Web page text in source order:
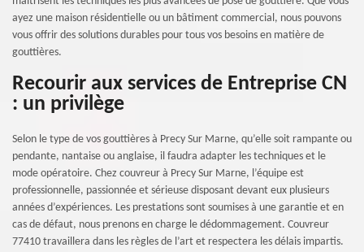
ayez une maison résidentielle ou un bâtiment commercial, nous pouvons
vous offrir des solutions durables pour tous vos besoins en matière de
gouttières.
Recourir aux services de Entreprise CN
: un privilège
Selon le type de vos gouttières à Precy Sur Marne, qu’elle soit rampante ou
pendante, nantaise ou anglaise, il faudra adapter les techniques et le
mode opératoire. Chez couvreur à Precy Sur Marne, l’équipe est
professionnelle, passionnée et sérieuse disposant devant eux plusieurs
années d’expériences. Les prestations sont soumises à une garantie et en
cas de défaut, nous prenons en charge le dédommagement. Couvreur
77410 travaillera dans les règles de l’art et respectera les délais impartis.